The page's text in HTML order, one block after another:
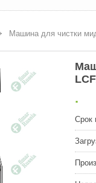
Машина для чистки
.
Срок